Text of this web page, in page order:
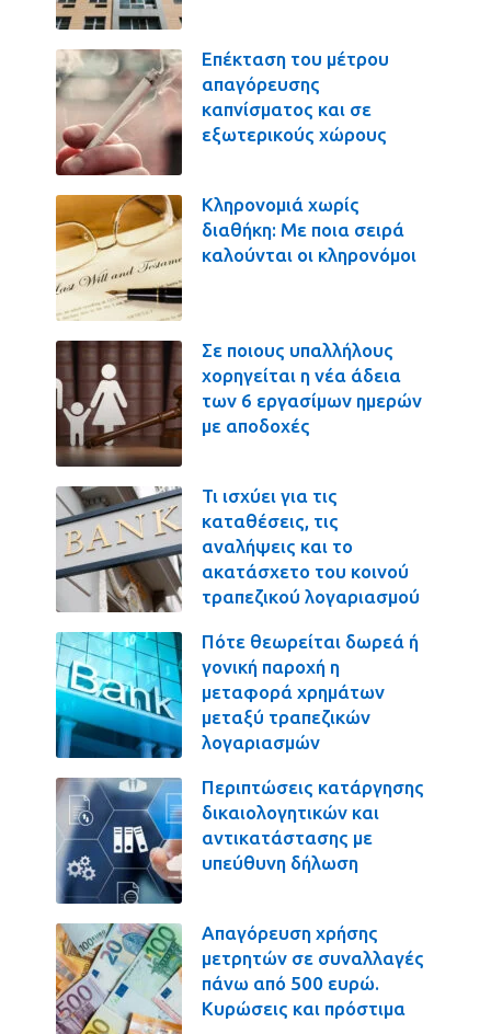
Επέκταση του μέτρου
απαγόρευσης
καπνίσματος και σε
εξωτερικούς χώρους
Κληρονομιά χωρίς
διαθήκη: Με ποια σειρά
καλούνται οι κληρονόμοι
Σε ποιους υπαλλήλους
χορηγείται η νέα άδεια
των 6 εργασίμων ημερών
με αποδοχές
Τι ισχύει για τις
καταθέσεις, τις
αναλήψεις και το
ακατάσχετο του κοινού
τραπεζικού λογαριασμού
Πότε θεωρείται δωρεά ή
γονική παροχή η
μεταφορά χρημάτων
μεταξύ τραπεζικών
λογαριασμών
Περιπτώσεις κατάργησης
δικαιολογητικών και
αντικατάστασης με
υπεύθυνη δήλωση
Απαγόρευση χρήσης
μετρητών σε συναλλαγές
πάνω από 500 ευρώ.
Κυρώσεις και πρόστιμα